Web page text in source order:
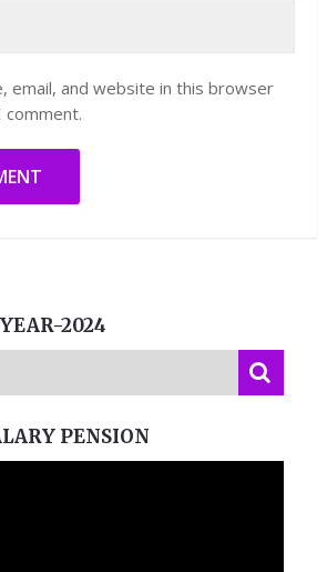
email, and website in this browser
2024
PENSION